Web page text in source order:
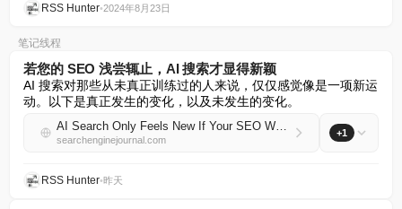
RSS Hunter•2024年8月23日
笔记线程
若您的 SEO 浅尝辄止，AI 搜索才显得新颖
AI 搜索对那些从未真正训练过的人来说，仅仅感觉像是一项新运
动。以下是真正发生的变化，以及未发生的变化。
AI Search Only Feels New If Your SEO Was Shallow
searchenginejournal.com
+1
RSS Hunter•昨天